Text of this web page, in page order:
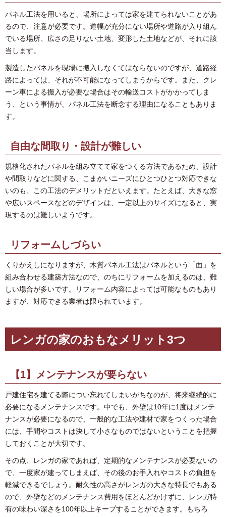
パネル工法を用いると、場所によっては家を建てられないことがあ
るので、注意が必要です。道幅が充分にない場所や道路が入り組ん
でいる場所、広さの足りない土地、変形した土地などが、それに該
当します。
製造したパネルを現場に搬入しなくてはならないのですが、道路経
路によっては、それが不可能になってしまうからです。また、クレ
ーン車による搬入が必要な場合はその輸送コストがかかってしま
う、という事情が、パネル工法を断念する理由になることもありま
す。
自由な間取り・設計が難しい
規格化されたパネルを組み立てて家をつくる方法であるため、設計
や間取りなどに関する、こまかいニーズにひとつひとつ対応できな
いのも、この工法のデメリットだといえます。たとえば、大きな窓
や広いスペースなどのデザインは、一定以上のサイズになると、実
現するのは難しいようです。
リフォームしづらい
くりかえしになりますが、木質パネル工法はパネルという「面」を
組み合わせる建築方法なので、のちにリフォームを加えるのは、難
しい場合が多いです。リフォーム内容によっては可能なものもあり
ますが、対応できる業者は限られています。
レンガの家のおもなメリット3つ
【1】メンテナンスが要らない
戸建住宅を建てる際につい忘れてしまいがちなのが、将来継続的に
必要になるメンテナンスです。中でも、外壁は10年に1度はメンテ
ナンスが必要になるので、一般的な工法や建材で家をつくった場合
には、手間やコストは決して小さなものではないということを把握
しておくことが大切です。
その点、レンガの家であれば、定期的なメンテナンスが必要ないの
で、一度家が建ってしまえば、その後のお手入れやコストの負担を
軽減できるでしょう。耐久性の高さがレンガの大きな特長でもある
ので、外壁などのメンテナンス費用をほとんどかけずに、レンガ特
有の味わい深さを100年以上キープすることができます。もちろ